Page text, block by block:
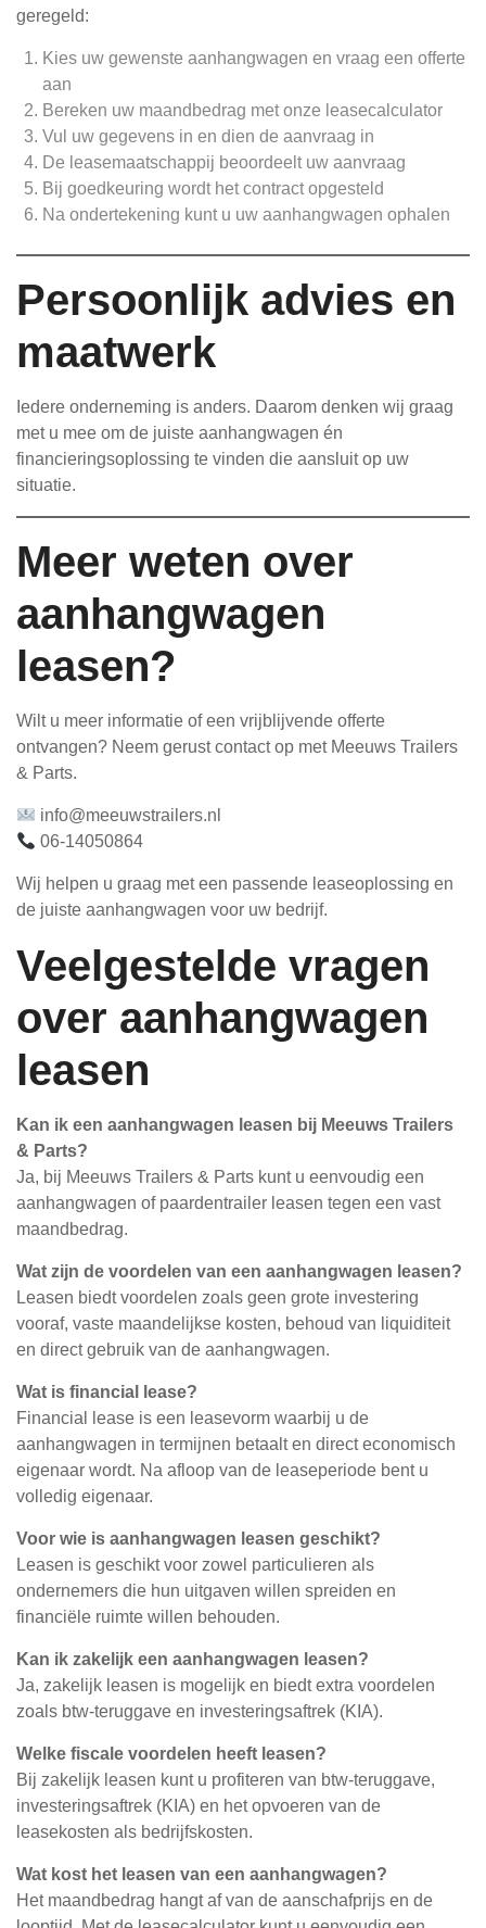
geregeld:
Kies uw gewenste aanhangwagen en vraag een offerte
aan
Bereken uw maandbedrag met onze leasecalculator
Vul uw gegevens in en dien de aanvraag in
De leasemaatschappij beoordeelt uw aanvraag
Bij goedkeuring wordt het contract opgesteld
Na ondertekening kunt u uw aanhangwagen ophalen
Persoonlijk advies en
maatwerk
Iedere onderneming is anders. Daarom denken wij graag
met u mee om de juiste aanhangwagen én
financieringsoplossing te vinden die aansluit op uw
situatie.
Meer weten over
aanhangwagen
leasen?
Wilt u meer informatie of een vrijblijvende offerte
ontvangen? Neem gerust contact op met Meeuws Trailers
& Parts.
info@meeuwstrailers.nl
06-14050864
Wij helpen u graag met een passende leaseoplossing en
de juiste aanhangwagen voor uw bedrijf.
Veelgestelde vragen
over aanhangwagen
leasen
Kan ik een aanhangwagen leasen bij Meeuws Trailers
& Parts?
Ja, bij Meeuws Trailers & Parts kunt u eenvoudig een
aanhangwagen of paardentrailer leasen tegen een vast
maandbedrag.
Wat zijn de voordelen van een aanhangwagen leasen?
Leasen biedt voordelen zoals geen grote investering
vooraf, vaste maandelijkse kosten, behoud van liquiditeit
en direct gebruik van de aanhangwagen.
Wat is financial lease?
Financial lease is een leasevorm waarbij u de
aanhangwagen in termijnen betaalt en direct economisch
eigenaar wordt. Na afloop van de leaseperiode bent u
volledig eigenaar.
Voor wie is aanhangwagen leasen geschikt?
Leasen is geschikt voor zowel particulieren als
ondernemers die hun uitgaven willen spreiden en
financiële ruimte willen behouden.
Kan ik zakelijk een aanhangwagen leasen?
Ja, zakelijk leasen is mogelijk en biedt extra voordelen
zoals btw-teruggave en investeringsaftrek (KIA).
Welke fiscale voordelen heeft leasen?
Bij zakelijk leasen kunt u profiteren van btw-teruggave,
investeringsaftrek (KIA) en het opvoeren van de
leasekosten als bedrijfskosten.
Wat kost het leasen van een aanhangwagen?
Het maandbedrag hangt af van de aanschafprijs en de